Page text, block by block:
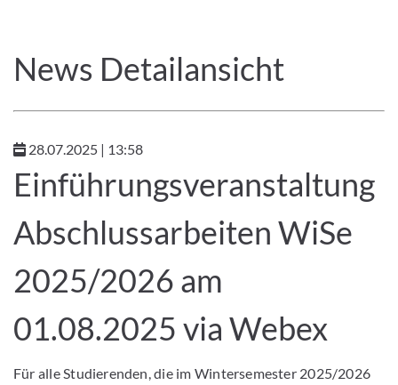
News Detailansicht
28.07.2025 | 13:58
Einführungsveranstaltung
Abschlussarbeiten WiSe
2025/2026 am
01.08.2025 via Webex
Für alle Studierenden, die im Wintersemester 2025/2026